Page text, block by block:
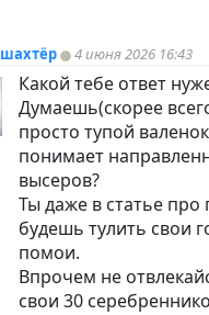
шахтёр 4 июня 2026 16:43
Какой тебе ответ
Думаешь(скорее
просто тупой
понимает
высеров?
Ты даже в статье про
будешь тулить свои
помои.
Впрочем не
свои 30